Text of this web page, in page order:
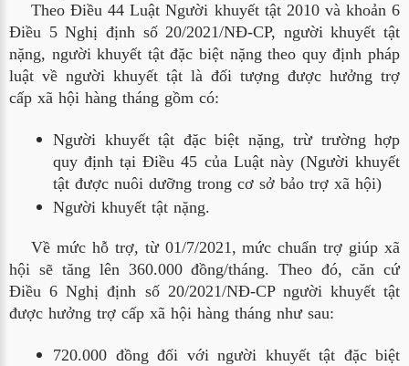
Theo Điều 44 Luật Người khuyết tật 2010 và khoản 6
Điều 5 Nghị định số 20/2021/NĐ-CP, người khuyết tật
nặng, người khuyết tật đặc biệt nặng theo quy định pháp
luật về người khuyết tật là đối tượng được hưởng trợ
cấp xã hội hàng tháng gồm có:
Người khuyết tật đặc biệt nặng, trừ trường hợp
quy định tại Điều 45 của Luật này (Người khuyết
tật được nuôi dưỡng trong cơ sở bảo trợ xã hội)
Người khuyết tật nặng.
Về mức hỗ trợ, từ 01/7/2021, mức chuẩn trợ giúp xã
hội sẽ tăng lên 360.000 đồng/tháng. Theo đó, căn cứ
Điều 6 Nghị định số 20/2021/NĐ-CP người khuyết tật
được hưởng trợ cấp xã hội hàng tháng như sau:
720.000 đồng đối với người khuyết tật đặc biệt